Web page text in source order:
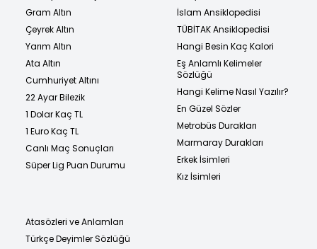
Gram Altın
Çeyrek Altın
Yarım Altın
Ata Altın
Cumhuriyet Altını
22 Ayar Bilezik
1 Dolar Kaç TL
1 Euro Kaç TL
Canlı Maç Sonuçları
Süper Lig Puan Durumu
İslam Ansiklopedisi
TÜBİTAK Ansiklopedisi
Hangi Besin Kaç Kalori
Eş Anlamlı Kelimeler
Sözlüğü
Hangi Kelime Nasıl Yazılır?
En Güzel Sözler
Metrobüs Durakları
Marmaray Durakları
Erkek İsimleri
Kız İsimleri
Atasözleri ve Anlamları
Türkçe Deyimler Sözlüğü